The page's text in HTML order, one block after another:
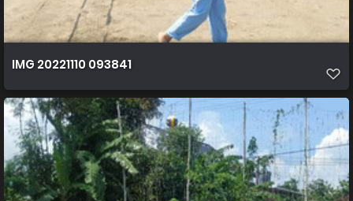
IMG 20221110 093841